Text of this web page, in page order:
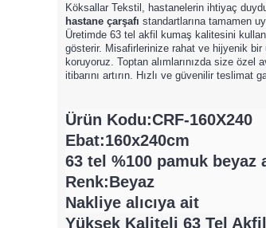
Köksallar Tekstil, hastanelerin ihtiyaç
hastane çarşafı standartlarına tamamen
Üretimde 63 tel akfil kumaş kalitesini
gösterir. Misafirlerinize rahat ve hijyenik bir
koruyoruz. Toptan alımlarınızda size özel
itibarını artırın. Hızlı ve güvenilir teslimat
Ürün Kodu:CRF-160X240
Ebat:160x240cm
63 tel %100 pamuk
Renk:Beyaz
Nakliye alıcıya ait
Yüksek Kaliteli 63 Tel